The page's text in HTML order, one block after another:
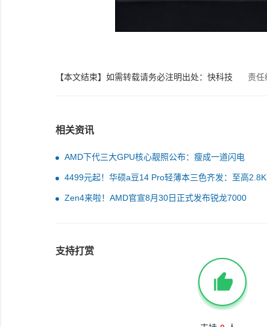
【本文结束】如需转载请务必注明出处：快科技 责任
相关资讯
AMD下代三大GPU核心靓照公布：瘦成一道闪电
4499元起！华硕a豆14 Pro轻薄本三色齐发：至高2.8K
OLED好屏
Zen4来啦！AMD官宣8月30日正式发布锐龙7000
支持打赏